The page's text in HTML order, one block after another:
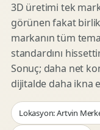
3D üretimi tek
görünen fakat
markanın tüm
standardını
Sonuç; daha net
dijitalde daha ikna
Lokasyon: Artvin